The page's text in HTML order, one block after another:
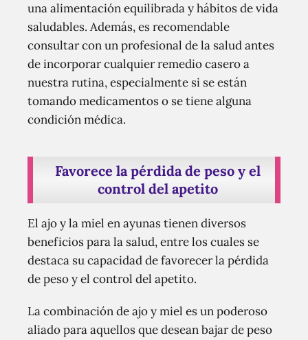
una alimentación equilibrada y hábitos de vida
saludables. Además, es recomendable
consultar con un profesional de la salud antes
de incorporar cualquier remedio casero a
nuestra rutina, especialmente si se están
tomando medicamentos o se tiene alguna
condición médica.
Favorece la pérdida de peso y el
control del apetito
El ajo y la miel en ayunas tienen diversos
beneficios para la salud, entre los cuales se
destaca su capacidad de favorecer la pérdida
de peso y el control del apetito.
La combinación de ajo y miel es un poderoso
aliado para aquellos que desean bajar de peso